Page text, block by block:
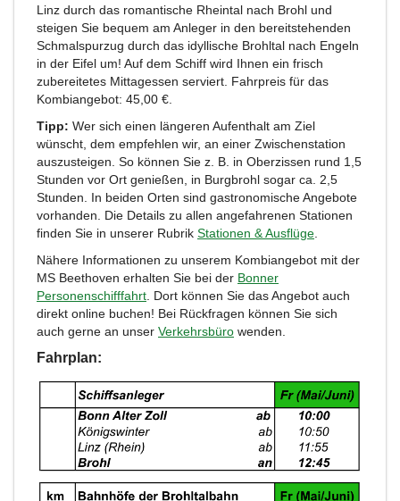
Linz durch das romantische Rheintal nach Brohl und
steigen Sie bequem am Anleger in den bereitstehenden
Schmalspurzug durch das idyllische Brohltal nach Engeln
in der Eifel um! Auf dem Schiff wird Ihnen ein frisch
zubereitetes Mittagessen serviert. Fahrpreis für das
Kombiangebot: 45,00 €.
Tipp: Wer sich einen längeren Aufenthalt am Ziel
wünscht, dem empfehlen wir, an einer Zwischenstation
auszusteigen. So können Sie z. B. in Oberzissen rund 1,5
Stunden vor Ort genießen, in Burgbrohl sogar ca. 2,5
Stunden. In beiden Orten sind gastronomische Angebote
vorhanden. Die Details zu allen angefahrenen Stationen
finden Sie in unserer Rubrik Stationen & Ausflüge
Nähere Informationen zu unserem Kombiangebot mit der
MS Beethoven erhalten Sie bei der Bonner
Personenschifffahrt . Dort können Sie das Angebot auch
direkt online buchen! Bei Rückfragen können Sie sich
auch gerne an unser Verkehrsbüro wenden.
Fahrplan: